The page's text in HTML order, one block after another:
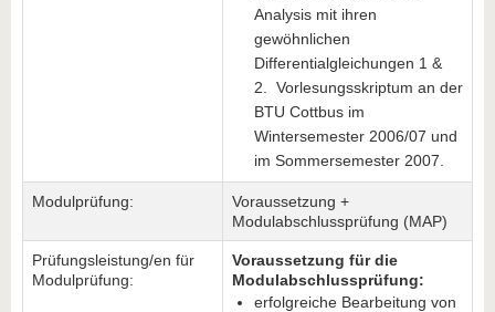
Analysis mit ihren
gewöhnlichen
Differentialgleichungen 1 &
2. Vorlesungsskriptum an der
BTU Cottbus im
Wintersemester 2006/07 und
im Sommersemester 2007.
Modulprüfung:
Voraussetzung +
Modulabschlussprüfung (MAP)
Prüfungsleistung/en für
Modulprüfung:
Voraussetzung für die
Modulabschlussprüfung:
erfolgreiche Bearbeitung von